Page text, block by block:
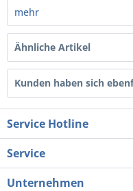
mehr
Ähnliche Artikel
Kunden haben sich
Service Hotline
Service
Unternehmen